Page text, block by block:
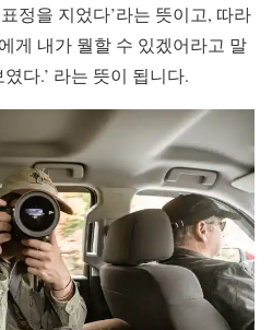
정을 지었다’라는 뜻이고, 따라
게 내가 뭘할 수 있겠어라고 말
다.’ 라는 뜻이 됩니다.